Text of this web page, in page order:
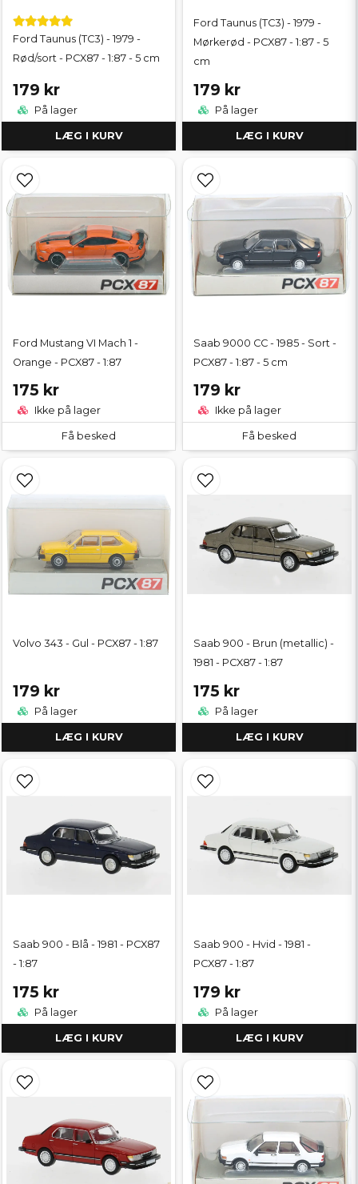
Ford Taunus (TC3) - 1979 -
Rød/sort - PCX87 - 1:87 - 5 cm
179 kr
På lager
LÆG I KURV
Ford Taunus (TC3) - 1979 -
Mørkerød - PCX87 - 1:87 - 5
cm
179 kr
På lager
LÆG I KURV
Ford Mustang VI Mach 1 -
Orange - PCX87 - 1:87
175 kr
Ikke på lager
Få besked
Saab 9000 CC - 1985 - Sort -
PCX87 - 1:87 - 5 cm
179 kr
Ikke på lager
Få besked
Volvo 343 - Gul - PCX87 - 1:87
179 kr
På lager
LÆG I KURV
Saab 900 - Brun (metallic) -
1981 - PCX87 - 1:87
175 kr
På lager
LÆG I KURV
Saab 900 - Blå - 1981 - PCX87
- 1:87
175 kr
På lager
LÆG I KURV
Saab 900 - Hvid - 1981 -
PCX87 - 1:87
179 kr
På lager
LÆG I KURV